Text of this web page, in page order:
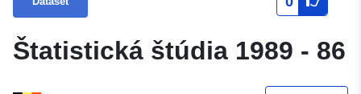
Štatistická štúdia 1989 - 86